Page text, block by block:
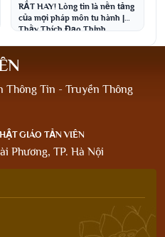
RẤT HAY! Lòng tin là nền tảng
của mọi pháp môn tu hành |
Thầy Thích Đạo Thịnh
Thông Tin - Truyền Thông
GIÁO TẢN VIÊN
Phương, TP. Hà Nội